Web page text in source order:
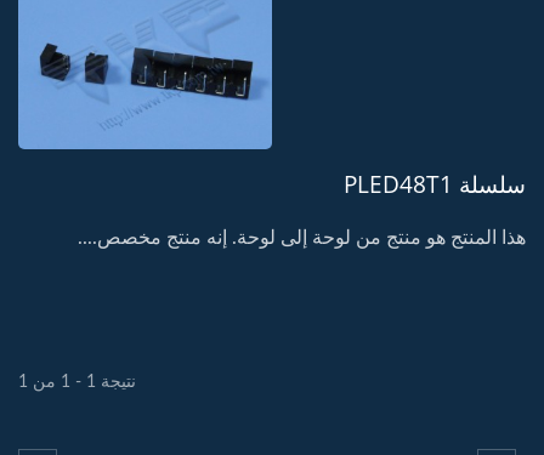
سلسلة PLED48T1
هذا المنتج هو منتج من لوحة إلى لوحة. إنه منتج مخصص....
نتيجة 1 - 1 من 1